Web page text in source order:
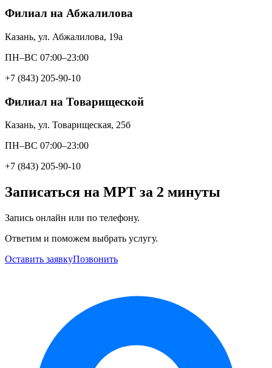
Филиал на Абжалилова
Казань, ул. Абжалилова, 19а
ПН–ВС 07:00–23:00
+7 (843) 205-90-10
Филиал на Товарищеской
Казань, ул. Товарищеская, 25б
ПН–ВС 07:00–23:00
+7 (843) 205-90-10
Записаться на МРТ за 2 минуты
Запись онлайн или по телефону.
Ответим и поможем выбрать услугу.
Оставить заявкуПозвонить